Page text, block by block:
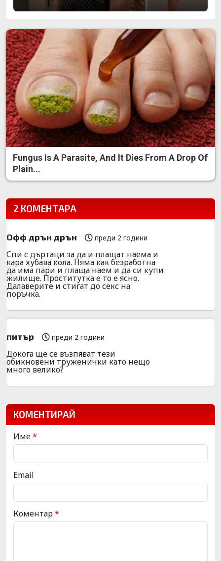
Fungus Is A Parasite, And It Dies From A Drop Of
Plain...
2 КОМЕНТАРА
Офф дрън дрън преди 2 години
Спи с дъртаци за да и плащат наема и
кара хубава кола. Няма как безработна
да има пари и плаща наем и да си купи
жилище. Проститутка е то е ясно.
Далаверите и стигат до секс на
поръчка.
питър преди 2 години
Докога ще се възпяват тези
обикновени труженички като нещо
много велико?
КОМЕНТИРАЙ
Име*
Email
Коментар*